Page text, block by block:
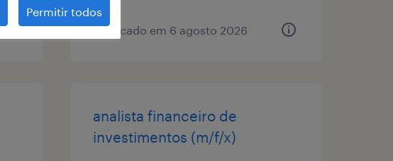
publicado em 6 agosto 2026
analista financeiro de
investimentos (m/f/x)
Permitir todos